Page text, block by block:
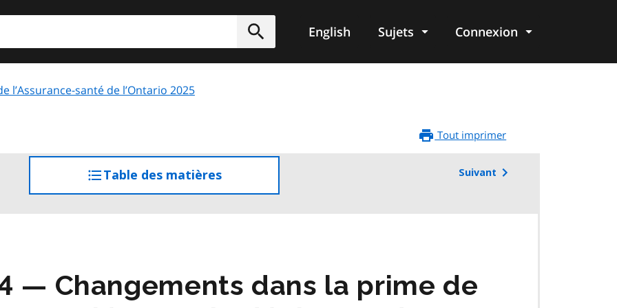
Soumettre
English Sujets Connexion
l’Assurance-santé de l’Ontario 2025
Tout imprimer
Table des matièresaccéder
à
Suivant
— Changements dans la prime de